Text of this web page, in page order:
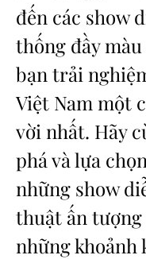
đến các show
thống đầy
bạn trải
Việt Nam một
vời nhất. Hãy
phá và lựa
những show
thuật ấn
những khoảnh